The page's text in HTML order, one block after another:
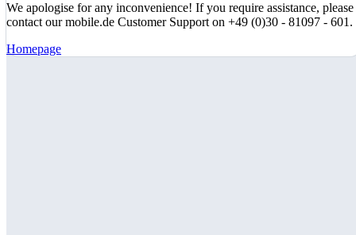
We apologise for any inconvenience! If you require assistance, please
contact our mobile.de Customer Support on +49 (0)30 - 81097 - 601.
Homepage